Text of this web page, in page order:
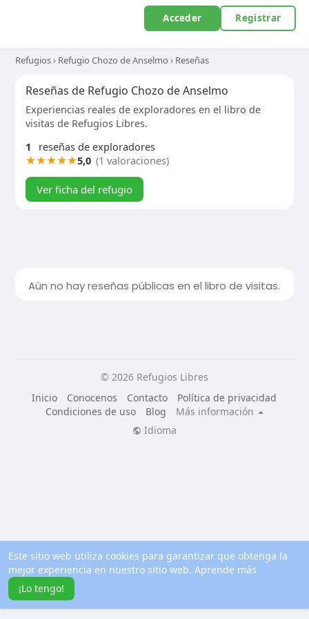
Este sitio web utiliza cookies para garantizar que obtenga la
mejor experiencia en nuestro sitio web. Aprende más
¡Lo tengo!
Acceder Registrar
Refugios› Refugio Chozo de Anselmo › Reseñas
Reseñas de Refugio Chozo de Anselmo
Experiencias reales de exploradores en el libro de
visitas de Refugios Libres.
1
reseñas de exploradores
★★★★★5,0 (1 valoraciones)
Ver ficha del refugio
Aún no hay reseñas públicas en el libro de visitas.
© 2026 Refugios Libres
Inicio
Conocenos Contacto
Política de privacidad
Condiciones de uso
Blog
Más información
Idioma